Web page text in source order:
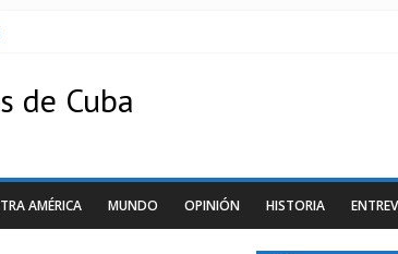
de Cuba
AMÉRICA MUNDO OPINIÓN HISTORIA